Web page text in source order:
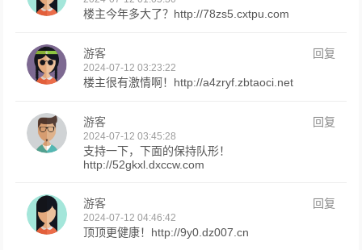
楼主今年多大了？http://78zs5.cxtpu.com
游客 回复
2024-07-12 03:23:22
楼主很有激情啊！http://a4zryf.zbtaoci.net
游客 回复
2024-07-12 03:45:28
支持一下，下面的保持队形！
http://52gkxl.dxccw.com
游客 回复
2024-07-12 04:46:42
顶顶更健康！http://9y0.dz007.cn